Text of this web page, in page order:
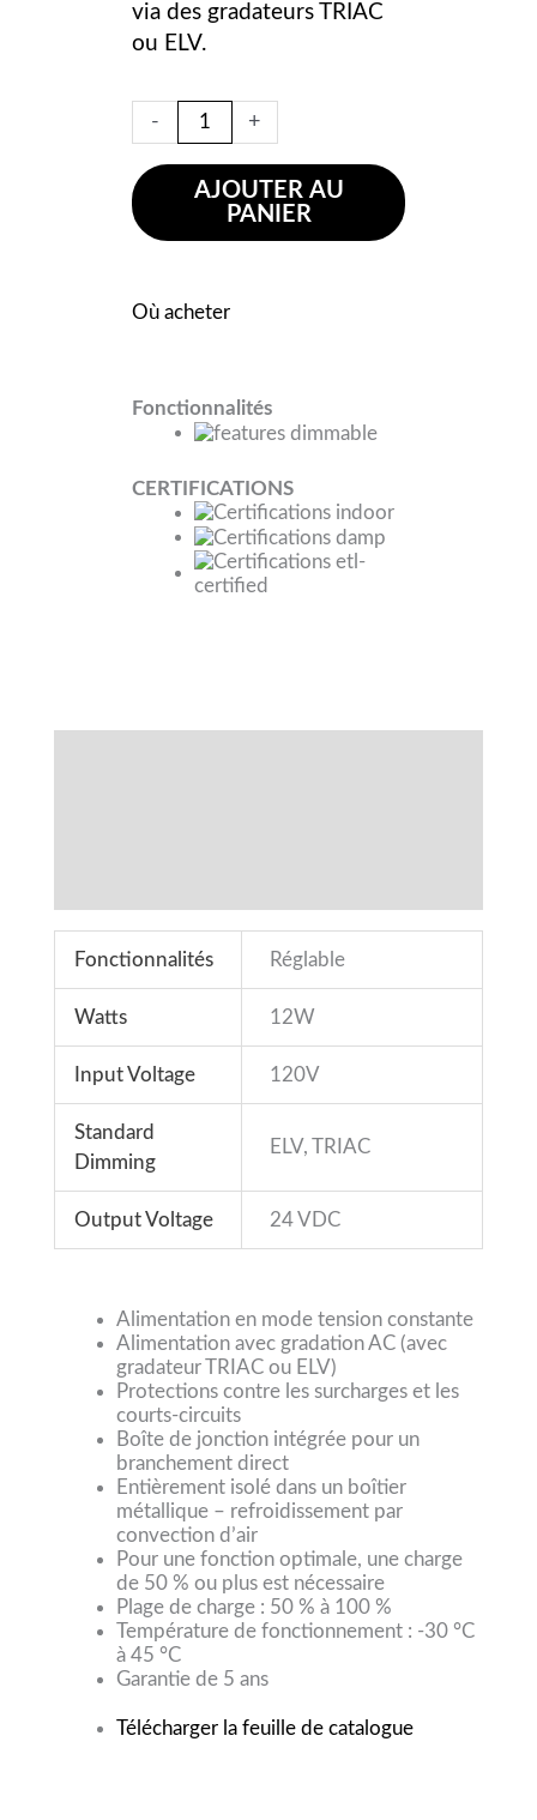
via des gradateurs TRIAC
ou ELV.
- +
AJOUTER AU
PANIER
Où acheter
Fonctionnalités
CERTIFICATIONS
Fonctionnalités Réglable
Watts 12W
Input Voltage 120V
Standard
Dimming
ELV, TRIAC
Output Voltage 24 VDC
Alimentation en mode tension constante
Alimentation avec gradation AC (avec
gradateur TRIAC ou ELV)
Protections contre les surcharges et les
courts-circuits
Boîte de jonction intégrée pour un
branchement direct
Entièrement isolé dans un boîtier
métallique – refroidissement par
convection d’air
Pour une fonction optimale, une charge
de 50 % ou plus est nécessaire
Plage de charge : 50 % à 100 %
Température de fonctionnement : -30 °C
à 45 °C
Garantie de 5 ans
Télécharger la feuille de catalogue